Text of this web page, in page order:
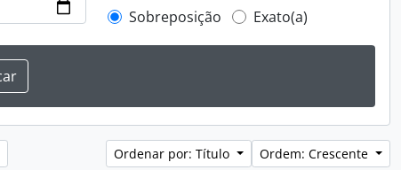
Sobreposição
Exato(a)
Ordenar por: Título Ordem: Crescente